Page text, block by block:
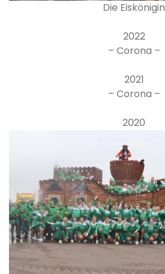
Die Eiskönigin
2022
– Corona –
2021
– Corona –
2020